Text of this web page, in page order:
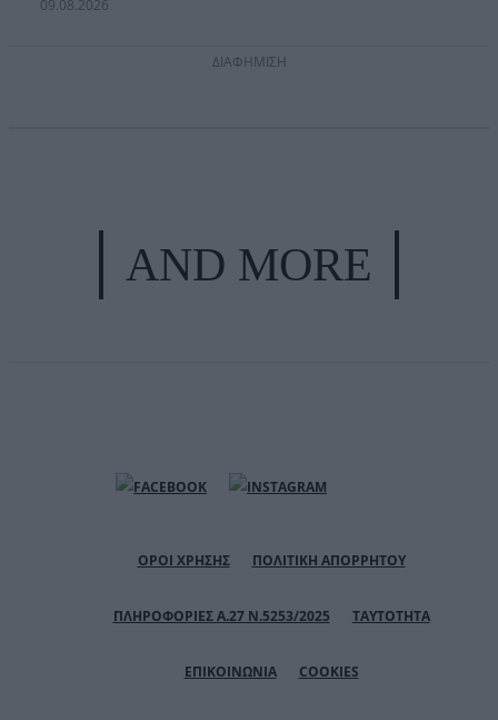
09.08.2026
ΔΙΑΦΗΜΙΣΗ
AND MORE
ΟΡΟΙ ΧΡΗΣΗΣ ΠΟΛΙΤΙΚΗ ΑΠΟΡΡΗΤΟΥ
ΠΛΗΡΟΦΟΡΙΕΣ Α.27 Ν.5253/2025 ΤΑΥΤΟΤΗΤΑ
ΕΠΙΚΟΙΝΩΝΙΑ COOKIES